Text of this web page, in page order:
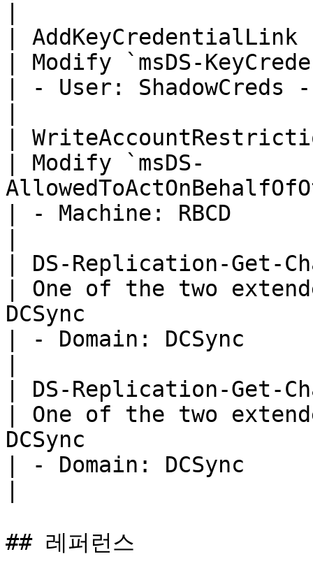
|
| Modify `msDS-
| - User: ShadowCreds -
|
| Modify `msDS-
| - Machine: RBCD
| DS-Replication-Get-
| One of the two
DCSync
| - Domain: DCSync
| DS-Replication-Get-
| One of the two
DCSync
| - Domain: DCSync
## 레퍼런스